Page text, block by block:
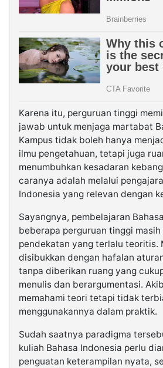
Karena itu, perguruan tinggi
jawab untuk menjaga martabat
Kampus tidak boleh hanya
ilmu pengetahuan, tetapi juga
menumbuhkan kesadaran
caranya adalah melalui
Indonesia yang relevan dengan
Sayangnya, pembelajaran
beberapa perguruan tinggi
pendekatan yang terlalu teoritis.
disibukkan dengan hafalan
tanpa diberikan ruang yang
menulis dan berargumentasi.
memahami teori tetapi tidak
menggunakannya dalam praktik.
Sudah saatnya paradigma
kuliah Bahasa Indonesia perlu
penguatan keterampilan nyata,